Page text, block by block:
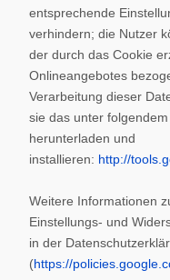
entsprechende
verhindern; die Nutzer
der durch das Cookie
Onlineangebotes
Verarbeitung dieser
sie das unter
herunterladen und
installieren: http://
Weitere Informationen
Einstellungs- und
in der
(https://